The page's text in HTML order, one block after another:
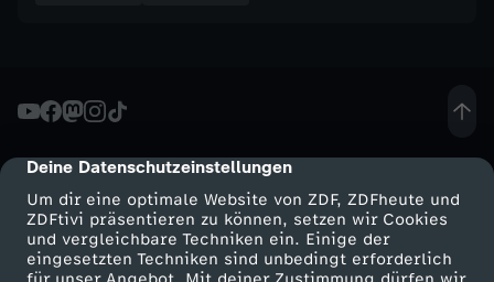
cmp-dialog-description
Deine Datenschutzeinstellungen
Um dir eine optimale Website von ZDF, ZDFheute und
ZDFtivi präsentieren zu können, setzen wir Cookies
und vergleichbare Techniken ein. Einige der
eingesetzten Techniken sind unbedingt erforderlich
s
c
h
w